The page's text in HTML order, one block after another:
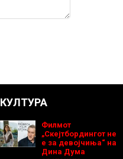
КУЛТУРА
Филмот
„Скејтбордингот не
е за девојчиња“ на
Дина Дума